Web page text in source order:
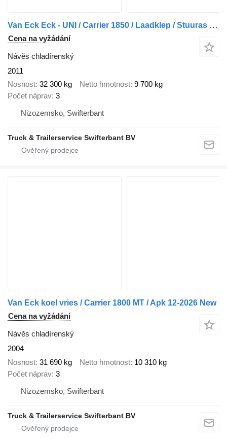
Van Eck Eck - UNI / Carrier 1850 / Laadklep / Stuuras + Lift as
Cena na vyžádání
Návěs chladírenský
2011
Nosnost 32 300 kg Netto hmotnost 9 700 kg
Počet náprav 3
Nizozemsko, Swifterbant
Truck & Trailerservice Swifterbant BV
Van Eck koel vries / Carrier 1800 MT / Apk 12-2026 New
Cena na vyžádání
Návěs chladírenský
2004
Nosnost 31 690 kg Netto hmotnost 10 310 kg
Počet náprav 3
Nizozemsko, Swifterbant
Truck & Trailerservice Swifterbant BV